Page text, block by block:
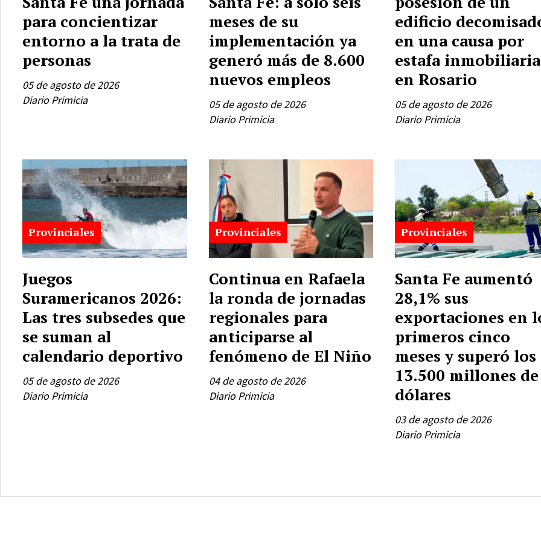
para concientizar
entorno a la trata de
personas
Diario Primicia
05 de agosto de 2026
meses de su
implementación ya
generó más de 8.600
nuevos empleos
Diario Primicia
05 de agosto de 2026
edificio
en una causa por
estafa inmobiliaria
en Rosario
Diario Primicia
05 de agosto de 2026
Juegos
Suramericanos 2026:
Las tres subsedes que
se suman al
calendario deportivo
Diario Primicia
Provinciales
05 de agosto de 2026
Continua en Rafaela
la ronda de jornadas
regionales para
anticiparse al
fenómeno de El Niño
Diario Primicia
Provinciales
04 de agosto de 2026
Santa Fe aumentó
28,1% sus
exportaciones en
primeros cinco
meses y superó los
13.500 millones de
dólares
Diario Primicia
Provinciales
03 de agosto de 2026